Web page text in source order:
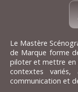
Le Mastère
de Marque forme
piloter et mettre en
contextes
communication et